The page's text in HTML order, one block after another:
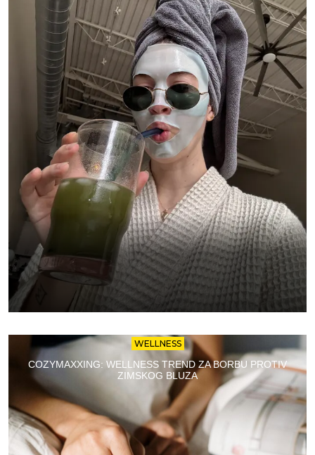
WELLNESS
COZYMAXXING: WELLNESS TREND ZA BORBU PROTIV
ZIMSKOG BLUZA